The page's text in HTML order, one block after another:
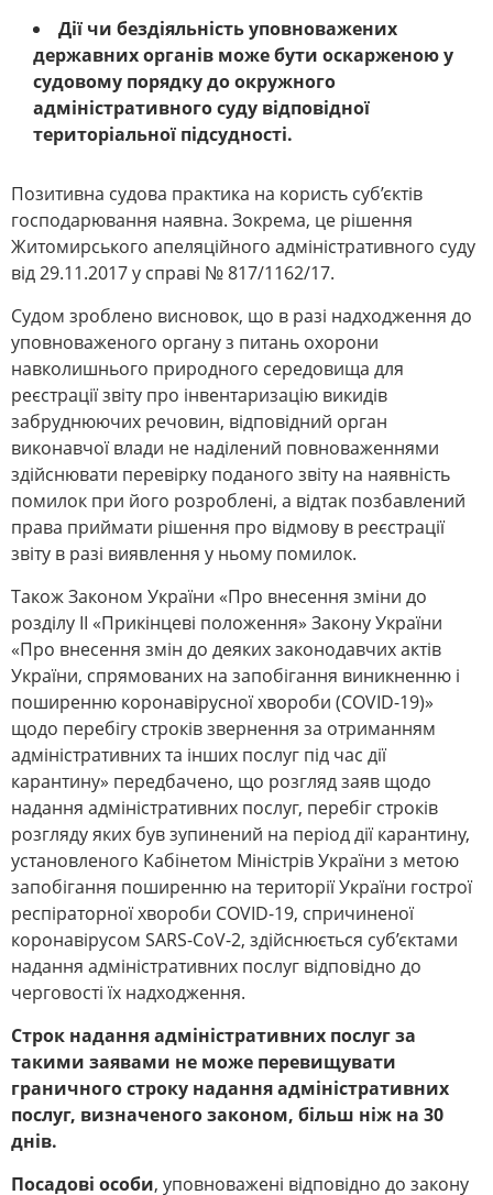
Дії чи бездіяльність уповноважених
державних органів може бути оскарженою у
судовому порядку до окружного
адміністративного суду відповідної
територіальної підсудності.
Позитивна судова практика на користь суб’єктів
господарювання наявна. Зокрема, це рішення
Житомирського апеляційного адміністративного суду
від 29.11.2017 у справі № 817/1162/17.
Судом зроблено висновок, що в разі надходження до
уповноваженого органу з питань охорони
навколишнього природного середовища для
реєстрації звіту про інвентаризацію викидів
забруднюючих речовин, відповідний орган
виконавчої влади не наділений повноваженнями
здійснювати перевірку поданого звіту на наявність
помилок при його розроблені, а відтак позбавлений
права приймати рішення про відмову в реєстрації
звіту в разі виявлення у ньому помилок.
Також Законом України «Про внесення зміни до
розділу II «Прикінцеві положення» Закону України
«Про внесення змін до деяких законодавчих актів
України, спрямованих на запобігання виникненню і
поширенню коронавірусної хвороби (COVID-19)»
щодо перебігу строків звернення за отриманням
адміністративних та інших послуг під час дії
карантину» передбачено, що розгляд заяв щодо
надання адміністративних послуг, перебіг строків
розгляду яких був зупинений на період дії карантину,
установленого Кабінетом Міністрів України з метою
запобігання поширенню на території України гострої
респіраторної хвороби COVID-19, спричиненої
коронавірусом SARS-CoV-2, здійснюється суб’єктами
надання адміністративних послуг відповідно до
черговості їх надходження.
Строк надання адміністративних послуг за
такими заявами не може перевищувати
граничного строку надання адміністративних
послуг, визначеного законом, більш ніж на 30
днів.
Посадові особи, уповноважені відповідно до закону